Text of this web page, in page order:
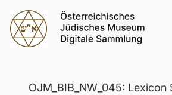
OJM_BIB_NW_045: Lexicon